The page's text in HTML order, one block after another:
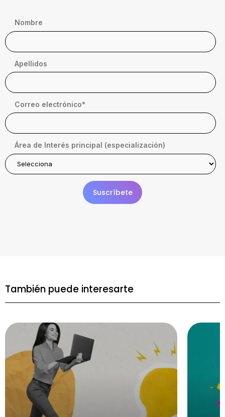
Nombre
Apellidos
Correo electrónico*
Área de Interés principal (especialización)
También puede interesarte